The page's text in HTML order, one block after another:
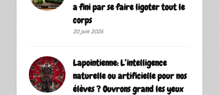
a fini par se faire ligoter tout le
corps
20 juin 2026
Lapointienne: L’intelligence
naturelle ou artificielle pour nos
élèves ? Ouvrons grand les yeux